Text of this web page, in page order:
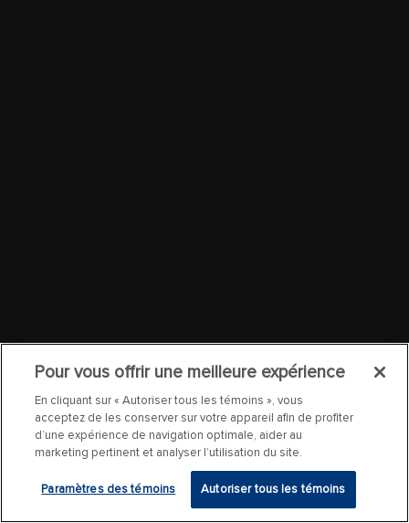
Pour vous offrir une meilleure expérience
En cliquant sur « Autoriser tous les témoins », vous
acceptez de les conserver sur votre appareil afin de profiter
d’une expérience de navigation optimale, aider au
marketing pertinent et analyser l’utilisation du site.
Paramètres des témoins Autoriser tous les témoins